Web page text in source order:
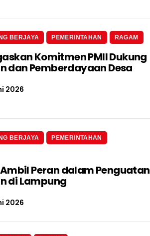
BERJAYA PEMERINTAHAN RAGAM
Komitmen PMII Dukung
dan Pemberdayaan Desa
2026
BERJAYA
PEMERINTAHAN
Peran dalam Penguatan
di Lampung
2026